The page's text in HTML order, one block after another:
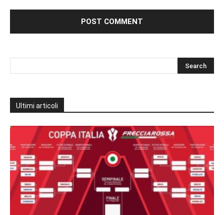
Ultimi articoli